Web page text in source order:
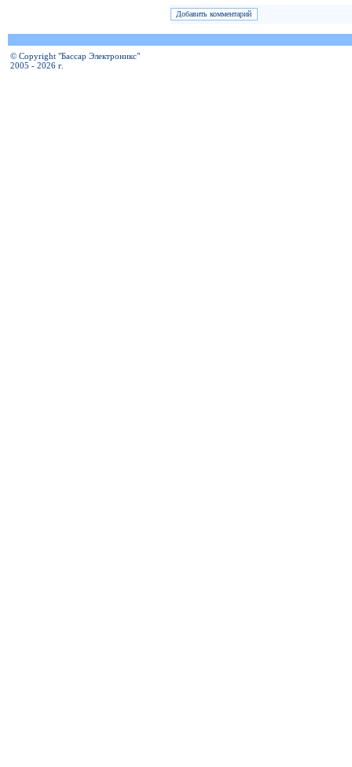
© Copyright "Бассар Электроникс"
2005 - 2026 г.